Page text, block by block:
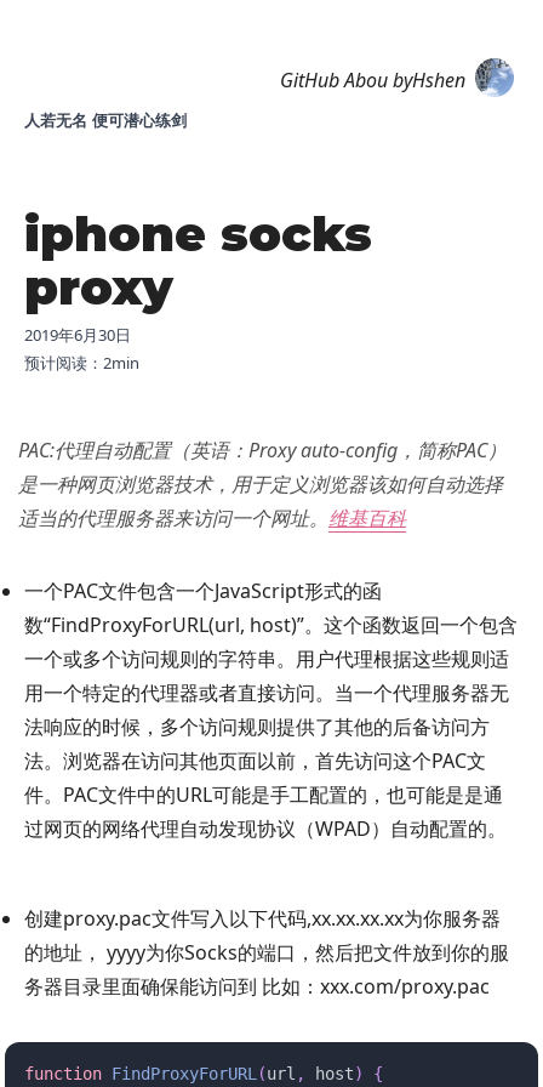
人若无名 便可潜心练剑
GitHubAboubyHshen
iphone socks
proxy
2019年6月30日
预计阅读： 2min
PAC:代理自动配置（英语：Proxy auto-config，简称PAC）
是一种网页浏览器技术，用于定义浏览器该如何自动选择
适当的代理服务器来访问一个网址。 维基百科
一个PAC文件包含一个JavaScript形式的函
数“FindProxyForURL(url, host)”。这个函数返回一个包含
一个或多个访问规则的字符串。用户代理根据这些规则适
用一个特定的代理器或者直接访问。当一个代理服务器无
法响应的时候，多个访问规则提供了其他的后备访问方
法。浏览器在访问其他页面以前，首先访问这个PAC文
件。PAC文件中的URL可能是手工配置的，也可能是是通
过网页的网络代理自动发现协议（WPAD）自动配置的。
创建proxy.pac文件写入以下代码,xx.xx.xx.xx为你服务器
的地址， yyyy为你Socks的端口，然后把文件放到你的服
务器目录里面确保能访问到 比如：xxx.com/proxy.pac
function FindProxyForURL (url , host) {